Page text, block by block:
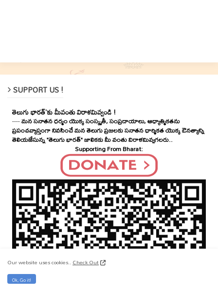
SUPPORT US !
తెలుగు భారత్'కు మీవంతు విరాళమివ్వండి !
----మన సనాతన ధర్మం యొక్క సంస్కృతీ, సంప్రదాయాలు, ఆధ్యాత్మికతను
ప్రపంచవ్యాప్తంగా నివసించే మన తెలుగు ప్రజలకు సనాతన ధార్మికత యొక్క ఔనత్యాన్ని
తెలియజేసున్న "తెలుగు భారత్" జాలికకు మీ వంతు విరాళమివ్వగలరు..
Supporting From Bharat:
Our website uses cookies..Check Out
Ok, Go it!